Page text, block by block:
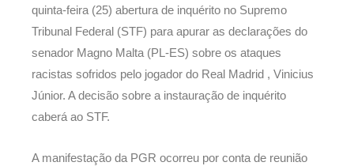
quinta-feira (25) abertura de inquérito no Supremo
Tribunal Federal (STF) para apurar as declarações do
senador Magno Malta (PL-ES) sobre os ataques
racistas sofridos pelo jogador do Real Madrid , Vinicius
Júnior. A decisão sobre a instauração de inquérito
caberá ao STF.
A manifestação da PGR ocorreu por conta de reunião